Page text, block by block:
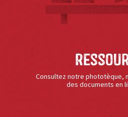
Consultez notre phototèque,
des documents en